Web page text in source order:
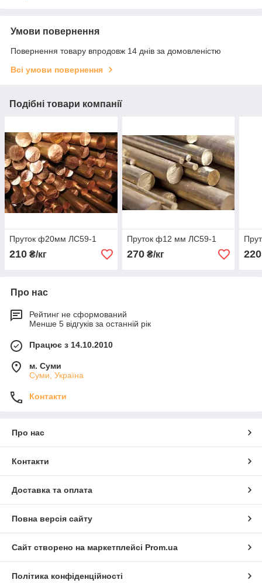
Умови повернення
Повернення товару впродовж 14 днів за домовленістю
Всі умови повернення
Подібні товари компанії
Пруток ф20мм ЛС59-1
210 ₴/кг
Пруток ф12 мм ЛС59-1
270₴/кг 220
Про нас
Рейтинг не сформований
Менше 5 відгуків за останній рік
Працює з 14.10.2010
м. Суми
Суми, Україна
Контакти
Про нас
Контакти
Доставка та оплата
Повна версія сайту
Сайт створено на маркетплейсі Prom.ua
Політика конфіденційності